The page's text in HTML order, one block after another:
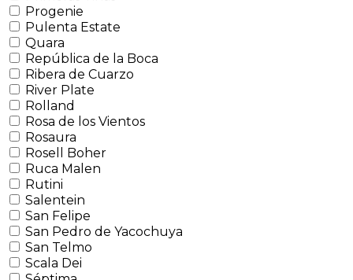
Progenie
Pulenta Estate
Quara
República de la Boca
Ribera de Cuarzo
River Plate
Rolland
Rosa de los Vientos
Rosaura
Rosell Boher
Ruca Malen
Rutini
Salentein
San Felipe
San Pedro de Yacochuya
San Telmo
Scala Dei